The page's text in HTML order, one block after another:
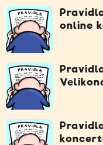
online